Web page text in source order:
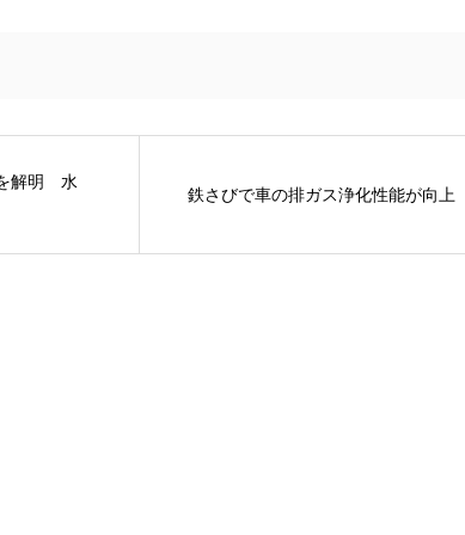
解明 水
鉄さびで車の排ガス浄化性能が向